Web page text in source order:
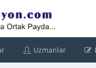
Uzmanlar